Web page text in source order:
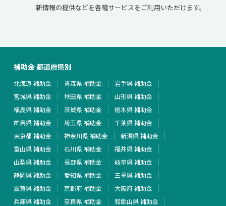
新情報の提供などを各種サービスをご利用いただけます。
補助金 都道府県別
北海道 補助金 青森県 補助金
岩手県 補助金
宮城県 補助金
秋田県 補助金
山形県 補助金
福島県 補助金
茨城県 補助金
栃木県 補助金
群馬県 補助金
埼玉県 補助金
千葉県 補助金
東京都 補助金
神奈川県 補助金
新潟県 補助金
富山県 補助金
石川県 補助金
福井県 補助金
山梨県 補助金
長野県 補助金
岐阜県 補助金
静岡県 補助金
愛知県 補助金
三重県 補助金
滋賀県 補助金
京都府 補助金
大阪府 補助金
兵庫県 補助金
奈良県 補助金
和歌山県 補助金